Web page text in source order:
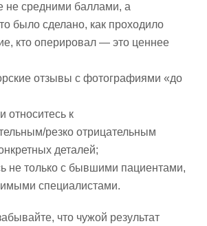
не средними баллами, а
было сделано, как проходило
кто оперировал — это ценнее
отзывы с фотографиями «до
относитесь к
резко отрицательным
деталей;
не только с бывшими пациентами,
специалистами.
что чужой результат